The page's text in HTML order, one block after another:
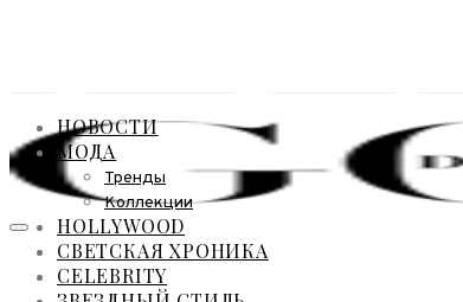
НОВОСТИ
МОДА
Тренды
Коллекции
HOLLYWOOD
СВЕТСКАЯ ХРОНИКА
CELEBRITY